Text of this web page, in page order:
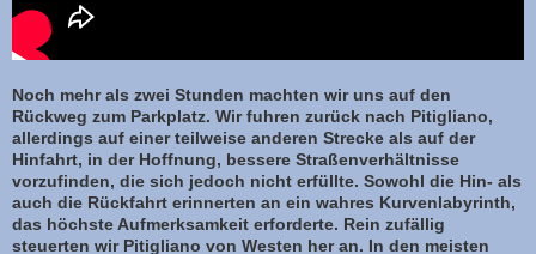
Noch mehr als zwei Stunden machten wir uns auf den
Rückweg zum Parkplatz. Wir fuhren zurück nach Pitigliano,
allerdings auf einer teilweise anderen Strecke als auf der
Hinfahrt, in der Hoffnung, bessere Straßenverhältnisse
vorzufinden, die sich jedoch nicht erfüllte. Sowohl die Hin- als
auch die Rückfahrt erinnerten an ein wahres Kurvenlabyrinth,
das höchste Aufmerksamkeit erforderte. Rein zufällig
steuerten wir Pitigliano von Westen her an. In den meisten